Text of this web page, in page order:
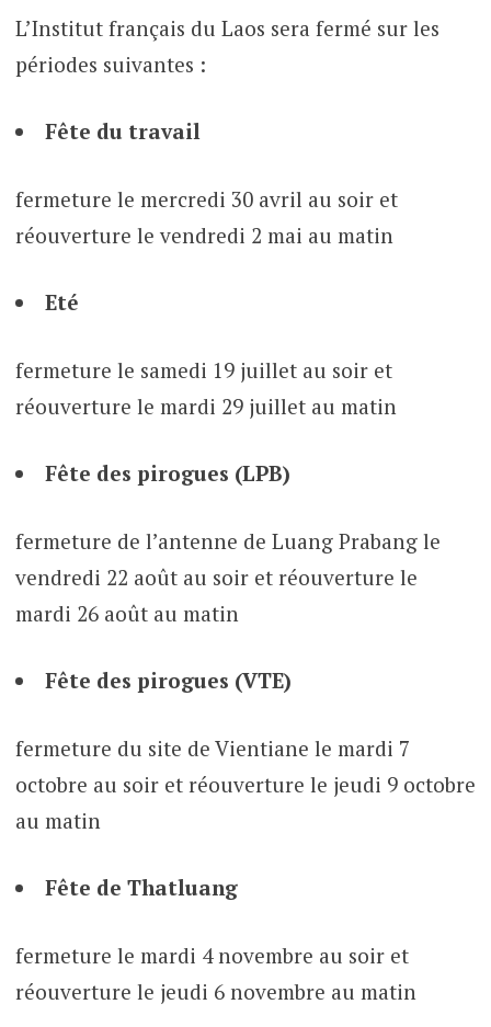
L’Institut français du Laos sera fermé sur les
périodes suivantes :
Fête du travail
fermeture le mercredi 30 avril au soir et
réouverture le vendredi 2 mai au matin
Eté
fermeture le samedi 19 juillet au soir et
réouverture le mardi 29 juillet au matin
Fête des pirogues (LPB)
fermeture de l’antenne de Luang Prabang le
vendredi 22 août au soir et réouverture le
mardi 26 août au matin
Fête des pirogues (VTE)
fermeture du site de Vientiane le mardi 7
octobre au soir et réouverture le jeudi 9 octobre
au matin
Fête de Thatluang
fermeture le mardi 4 novembre au soir et
réouverture le jeudi 6 novembre au matin